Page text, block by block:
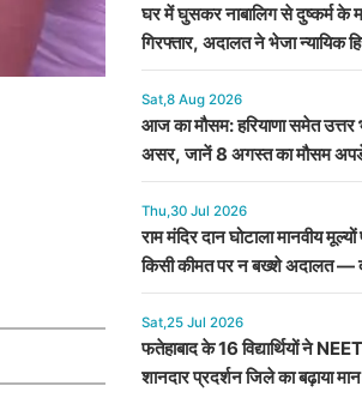
घर में घुसकर नाबालिग से दुष्कर्म के
गिरफ्तार, अदालत ने भेजा न्यायिक
Sat,8 Aug 2026
आज का मौसम: हरियाणा समेत उत्तर
असर, जानें 8 अगस्त का मौसम
Thu,30 Jul 2026
राम मंदिर दान घोटाला मानवीय
किसी कीमत पर न बख्शे अदालत —
Sat,25 Jul 2026
फतेहाबाद के 16 विद्यार्थियों ने
शानदार प्रदर्शन जिले का बढ़ाया मान